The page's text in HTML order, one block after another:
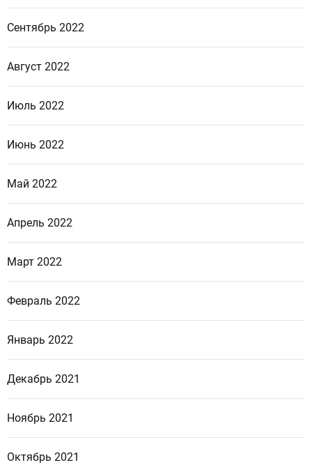
Сентябрь 2022
Август 2022
Июль 2022
Июнь 2022
Май 2022
Апрель 2022
Март 2022
Февраль 2022
Январь 2022
Декабрь 2021
Ноябрь 2021
Октябрь 2021